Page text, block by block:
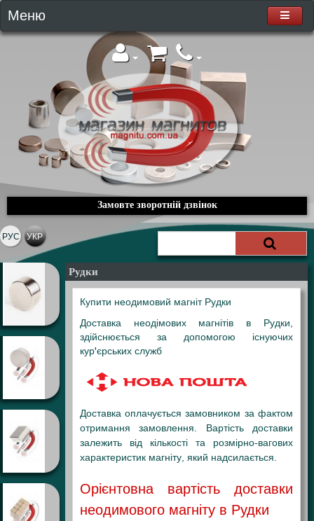
Меню
Замовте зворотній дзвінок
РУС УКР
Рудки
Купити неодимовий магніт Рудки
Доставка неодімових магнітів в Рудки,
здійснюється за допомогою існуючих
кур'єрських служб
Доставка оплачується замовником за фактом
отримання замовлення. Вартість доставки
залежить від кількості та розмірно-вагових
характеристик магніту, який надсилається.
Орієнтовна вартість доставки
неодимового магніту в Рудки